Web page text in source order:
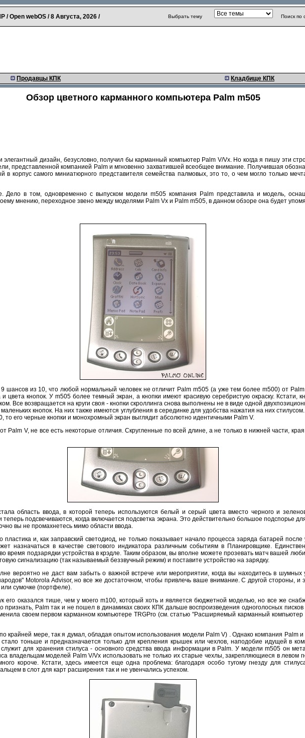
/ Open webOS /8 Августа, 2026 / Выбрать тему Поиск по
Продавцы КПК Кладбище КПК
Обзор цветного карманного компьютера Palm m505
дизайн, безусловно, получил бы карманный компьютер Palm V/Vx. Но когда я пишу эти
представленной компанией Palm и мгновенно захватившей всеобщее внимание. Получившая
корпус самого миниатюрного представителя семейства палмовых, это то, о чем могло только
Дело в том, одновременно с выпуском модели m505 компания Palm представила и модель,
мнению, переходное звено между моделями Palm Vx и Palm m505, в данном обзоре она будет
шансов из 10, что любой нормальный человек не отличит Palm m505 (а уже тем более m500) от
и цвета кнопок. У m505 более темный экран, а кнопки имеют красивую серебристую окраску.
Все возвращается на круги своя - кнопки скроллинга снова выполнены не в виде одной
кнопок. На них также имеются углубления в серединке для удобства нажатия на них
то его черные кнопки и монохромный экран выглядит абсолютно идентичными Palm V.
Palm V, не все есть некоторые отличия. Скругленные по всей длине, а не только в нижней части,
область ввода, в которой теперь используются белый и серый цвета вместо черного и
подсвечиваются, когда включается подсветка экрана. Это действительно большое подспорье
вы не промахнетесь мимо области ввода.
и, как заправский светодиод, не только показывает начало процесса заряда батарей
назначаться в качестве светового индикатора различным событиям в Планировщике.
время подзарядки устройства в крэдле. Таким образом, вы вполне можете прозевать матч вашей
сигнализацию (так называемый беззвучный режим) и поставите устройство на зарядку.
вероятно не даст вам забыть о важной встрече или мероприятии, когда вы находитесь в шумных
Motorola Advisor, но все же достаточном, чтобы привлечь ваше внимание. С другой стороны,
сумочке (портфеле).
его оказался тише, чем у моего m100, который хоть и является бюджетной моделью, но все же
признать, Palm так и не пошел в динамиках своих КПК дальше воспроизведения одноголосных
своем первом карманном компьютере TRGPro (см. статью "Расширяемый карманный компьютер
крайней мере, так я думал, обладая опытом использования модели Palm V) . Однако компания Palm
тоньше и предназначается только для крепления крышек или чехлов, наподобие идущей в
для хранения стилуса - основного средства ввода информации в Palm. У модели m505 он
владельцам моделей Palm V/Vx использовать не только их старые чехлы, закрепляющиеся в левом
короче. Кстати, здесь имеется еще одна проблема: благодаря особо тугому гнезду для
в слот для карт расширения так и не увенчались успехом.